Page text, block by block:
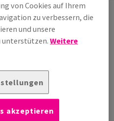
über das
von Cookies auf Ihrem
zu verbessern, die
und unsere
unterstützen.Weitere
akzeptieren